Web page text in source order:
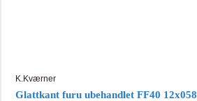
K.Kværner
Glattkant furu ubehandlet FF40 12x058